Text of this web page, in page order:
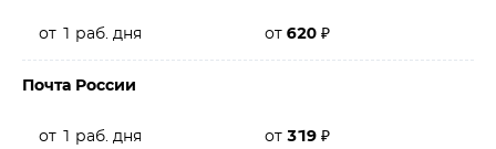
от 1 раб. дня от 620 ₽
Почта России
от 1 раб. дня от 319 ₽